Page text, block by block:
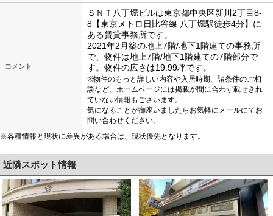
コメント
ＳＮＴ八丁堀ビルは東京都中央区新川2丁目8-
8【東京メトロ日比谷線 八丁堀駅徒歩4分】に
ある賃貸事務所です。
2021年2月築の地上7階/地下1階建ての事務所
で、物件は地上7階/地下1階建ての7階部分で
す。物件の広さは19.99坪です。
※物件のもっと詳しい内容や入居時期、諸条件のご相
談など、ホームページには掲載が間に合わず載せきれ
ていない情報もございます。
気になることが御座いましたらお気軽にメールにてお
問い合わせください。
※各種情報と現状に差異がある場合は、現状優先となります。
近隣スポット情報